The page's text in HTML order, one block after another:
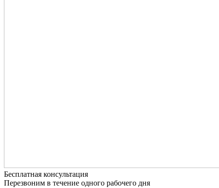
Бесплатная консультация
Перезвоним в течение одного рабочего дня